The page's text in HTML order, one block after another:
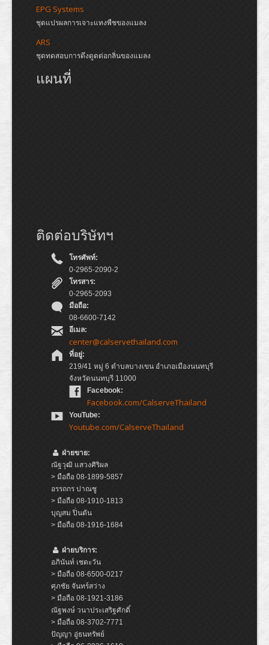
EPG Systems
ชุดแปรผลการเจาะแทงพืชของแมลง
ARS
ชุดทดสอบการดึงดูดต่อกลิ่นของแมลง
แผนที่
ติดต่อบริษัทฯ
โทรศัพท์:
0-2965-2090-2
โทรสาร:
0-2965-2093
มือถือ:
08-6600-7142
อีเมล:
center@calservethailand.com
ที่อยู่:
219/41 หมู่ 6 ตำบลบางเขน อำเภอเมืองนนทบุรี
จังหวัดนนทบุรี 11000
Facebook:
Facebook.com/CalserveThailand
YouTube:
Youtube.com/CalserveThailand
ฝ่ายขาย:
ณัฐวุฒิ แสวงศิริผล
> มือถือ 08-1899-5857
อรรถกร ปาณชู
> มือถือ 08-1910-1813
บุญสม ปิ่นตัน
> มือถือ 08-1916-1684
ฝ่ายบริการ:
อภินันท์ เชตะวัน
> มือถือ 08-6500-0217
ศุภชัย จันทร์สว่าง
> มือถือ 08-1921-3186
ณัฐพงษ์ วนาประเสริฐศักดิ์
> มือถือ 08-3702-7771
ปัญญา อู่ธนทรัพย์